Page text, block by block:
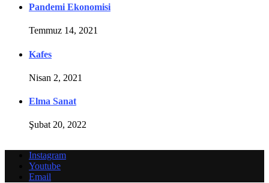
Pandemi Ekonomisi
Temmuz 14, 2021
Kafes
Nisan 2, 2021
Elma Sanat
Şubat 20, 2022
Instagram
Youtube
Email